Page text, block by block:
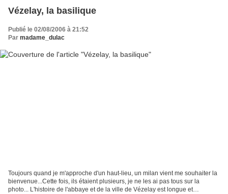
Vézelay, la basilique
Publié le 02/08/2006 à 21:52
Par madame_dulac
Toujours quand je m'approche d'un haut-lieu, un milan vient me souhaiter la
bienvenue...Cette fois, ils étaient plusieurs, je ne les ai pas tous sur la
photo... L'histoire de l'abbaye et de la ville de Vézelay est longue et